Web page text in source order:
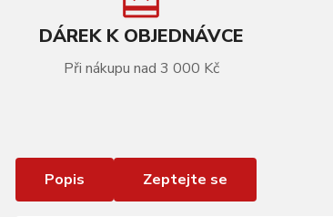
DÁREK K OBJEDNÁVCE
Při nákupu nad 3 000 Kč
Popis Zeptejte se